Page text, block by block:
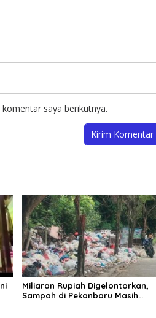
saya berikutnya.
Miliaran Rupiah Digelontorkan,
Sampah di Pekanbaru Masih